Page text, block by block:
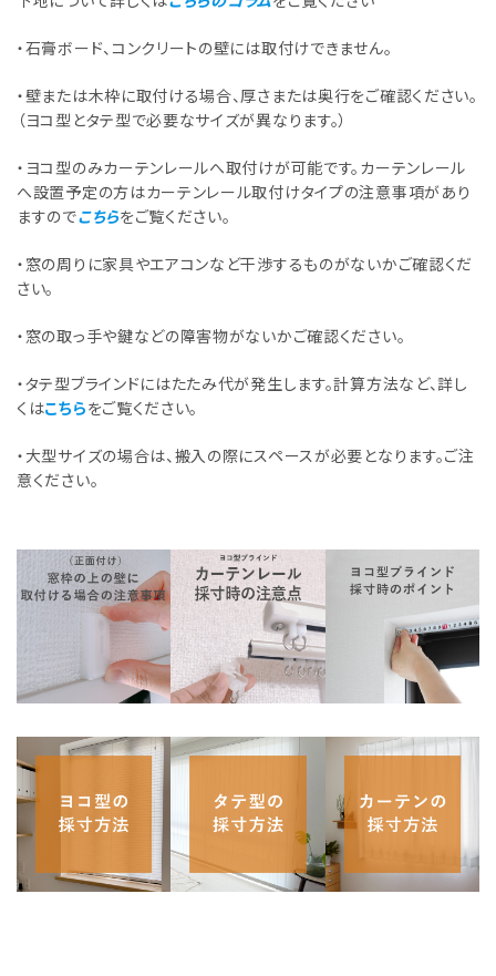
・石膏ボード、コンクリートの壁には取付けできません。
・壁または木枠に取付ける場合、厚さまたは奥行をご確認ください。
（ヨコ型とタテ型で必要なサイズが異なります。）
・ヨコ型のみカーテンレールへ取付けが可能です。カーテンレール
へ設置予定の方はカーテンレール取付けタイプの注意事項があり
ますのでこちらをご覧ください。
・窓の周りに家具やエアコンなど干渉するものがないかご確認くだ
さい。
・窓の取っ手や鍵などの障害物がないかご確認ください。
・タテ型ブラインドにはたたみ代が発生します。計算方法など、詳し
くはこちらをご覧ください。
・大型サイズの場合は、搬入の際にスペースが必要となります。ご注
意ください。